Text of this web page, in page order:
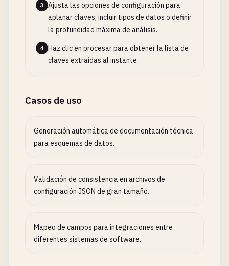
3
Ajusta las opciones de configuración para
aplanar claves, incluir tipos de datos o definir
la profundidad máxima de análisis.
4
Haz clic en procesar para obtener la lista de
claves extraídas al instante.
Casos de uso
Generación automática de documentación técnica
para esquemas de datos.
Validación de consistencia en archivos de
configuración JSON de gran tamaño.
Mapeo de campos para integraciones entre
diferentes sistemas de software.